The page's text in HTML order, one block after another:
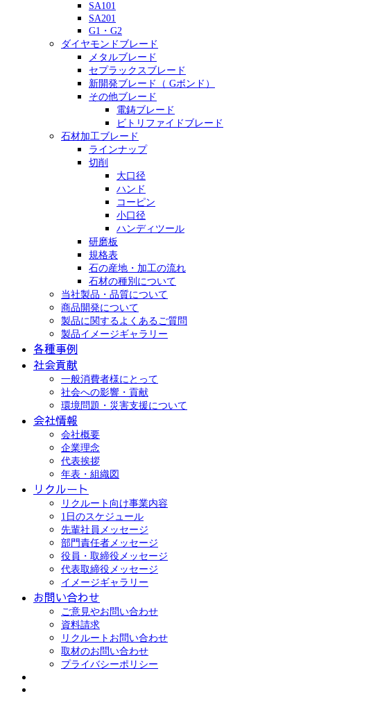
SA101
SA201
G1・G2
ダイヤモンドブレード
メタルブレード
セプラックスブレード
新開発ブレード（ Gボンド）
その他ブレード
電鋳ブレード
ビトリファイドブレード
石材加工ブレード
ラインナップ
切削
大口径
ハンド
コーピン
小口径
ハンディツール
研磨板
規格表
石の産地・加工の流れ
石材の種別について
当社製品・品質について
商品開発について
製品に関するよくあるご質問
製品イメージギャラリー
各種事例
社会貢献
一般消費者様にとって
社会への影響・貢献
環境問題・災害支援について
会社情報
会社概要
企業理念
代表挨拶
年表・組織図
リクルート
リクルート向け事業内容
1日のスケジュール
先輩社員メッセージ
部門責任者メッセージ
役員・取締役メッセージ
代表取締役メッセージ
イメージギャラリー
お問い合わせ
ご意見やお問い合わせ
資料請求
リクルートお問い合わせ
取材のお問い合わせ
プライバシーポリシー